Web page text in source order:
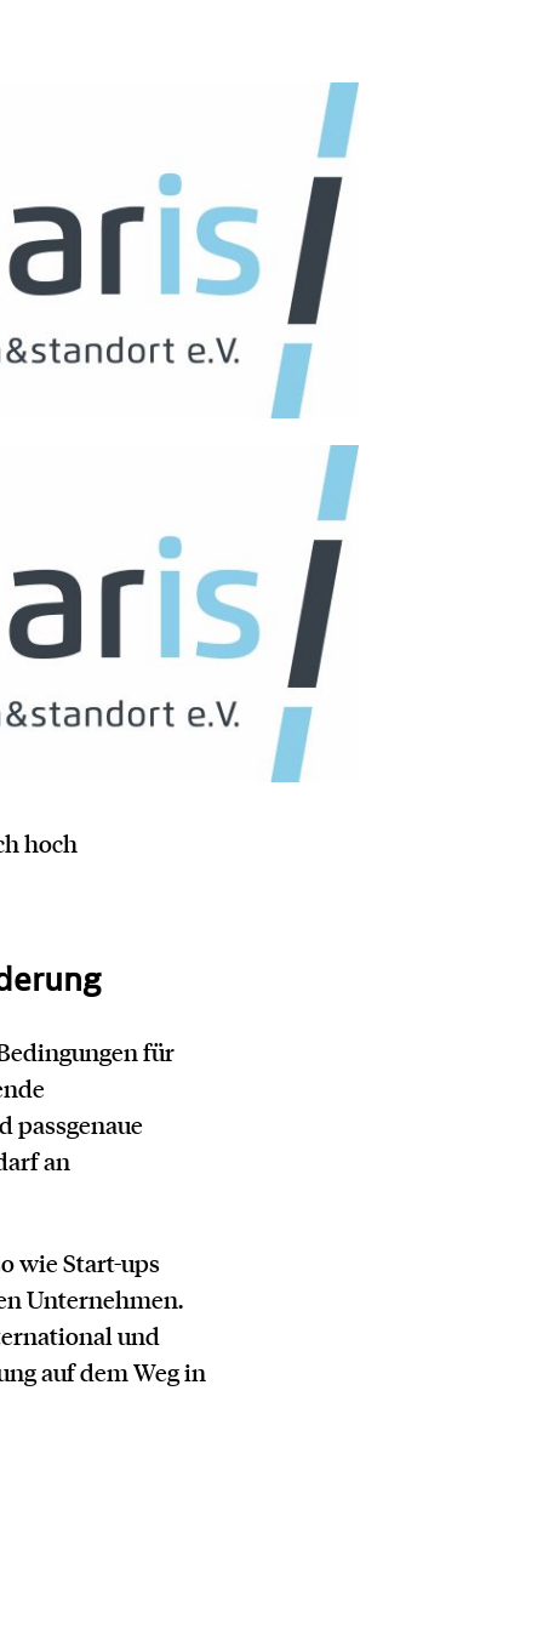
hoch
für
passgenaue
an
wie Start-ups
Unternehmen.
und
auf dem Weg in